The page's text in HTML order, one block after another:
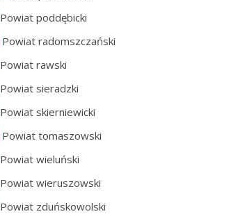
Powiat poddębicki
Powiat radomszczański
Powiat rawski
Powiat sieradzki
Powiat skierniewicki
Powiat tomaszowski
Powiat wieluński
Powiat wieruszowski
Powiat zduńskowolski